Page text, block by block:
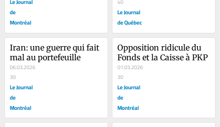
de
Montréal
40
Le Journal
de Québec
Iran: une guerre qui fait
mal au portefeuille
06.03.2026
30
Le Journal
de
Montréal
Opposition ridicule du
Fonds et la Caisse à PKP
01.03.2026
30
Le Journal
de
Montréal